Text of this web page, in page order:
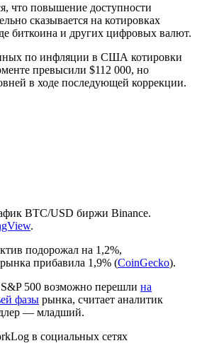
что повышение доступности
сказывается на котировках
биткоина и других цифровых валют.
по инфляции в США котировки
превысили $112 000, но
в ходе последующей коррекции.
BTC/USD биржи Binance.
.
подорожал на 1,2%,
прибавила 1,9% (CoinGecko).
500 возможно перешли на
фазы рынка, считает аналитик
— младший.
в социальных сетях